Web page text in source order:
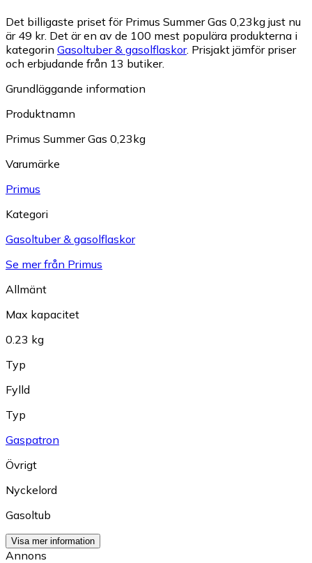
Det billigaste priset för Primus Summer Gas 0,23kg just nu
är 49 kr. Det är en av de 100 mest populära produkterna i
kategorin Gasoltuber & gasolflaskor. Prisjakt jämför priser
och erbjudande från 13 butiker.
Grundläggande information
Produktnamn
Primus Summer Gas 0,23kg
Varumärke
Primus
Kategori
Gasoltuber & gasolflaskor
Se mer från Primus
Allmänt
Max kapacitet
0.23 kg
Typ
Fylld
Typ
Gaspatron
Övrigt
Nyckelord
Gasoltub
Visa mer information
Annons